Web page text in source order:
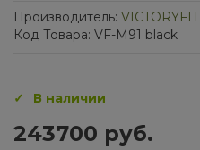
Производитель: VICTORYFIT
Код Товара: VF-M91 black
В наличии
243700 руб.